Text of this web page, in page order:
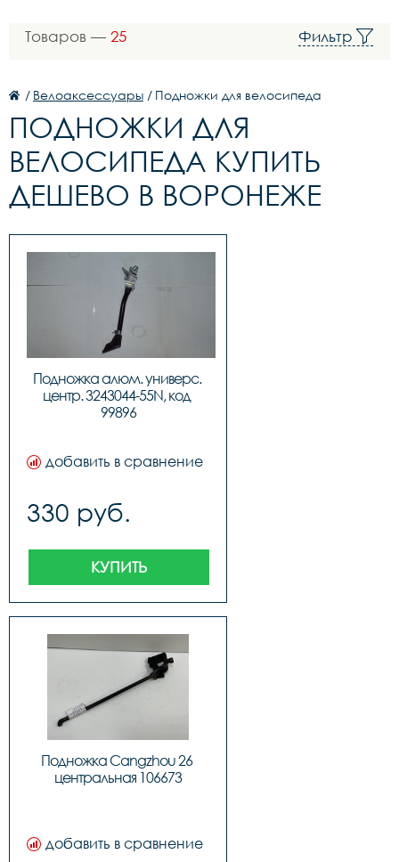
Товаров — 25 Фильтр
/ Велоаксессуары / Подножки для велосипеда
ПОДНОЖКИ ДЛЯ
ВЕЛОСИПЕДА КУПИТЬ
ДЕШЕВО В ВОРОНЕЖЕ
Подножка алюм. универс.
центр. 3243044-55N, код
99896
добавить в сравнение
330 руб.
КУПИТЬ
Подножка Сangzhou 26
центральная 106673
добавить в сравнение